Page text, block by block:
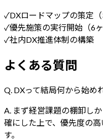
✓DXロードマップの策定（
✓優先施策の実行開始（6ヶ
✓社内DX推進体制の構築
よくある質問
Q. DXって結局何から始め
A. まず経営課題の棚卸し
確にした上で、優先度の
す。